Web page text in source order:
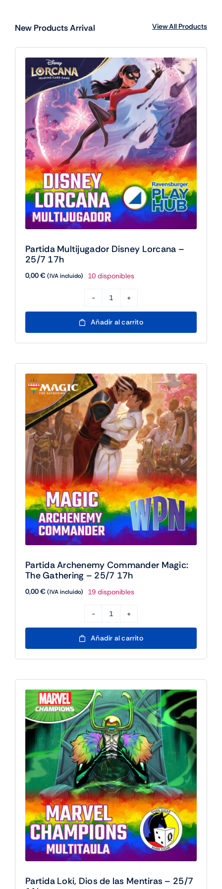
New Products Arrival View All Products
Partida Multijugador Disney Lorcana –
25/7 17h
0,00€(IVA incluido) 10 disponibles
Lorcana
17h
cantidad
Añadir al carrito
Partida Archenemy Commander Magic:
The Gathering – 25/7 17h
0,00€(IVA incluido) 19 disponibles
Magic:
-
25/7
17h
cantidad
Añadir al carrito
Partida Loki, Dios de las Mentiras – 25/7